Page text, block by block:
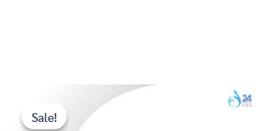
Sale!
Sale! was:
Current